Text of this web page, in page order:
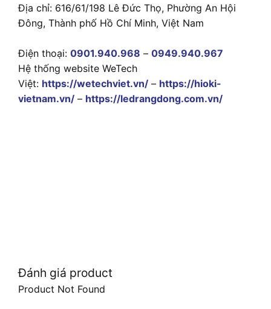
Địa chỉ: 616/61/198 Lê Đức Thọ, Phường An Hội
Đông, Thành phố Hồ Chí Minh, Việt Nam
Điện thoại: 0901.940.968 – 0949.940.967
Hệ thống website WeTech
Việt: https://wetechviet.vn/ – https://hioki-
vietnam.vn/ – https://ledrangdong.com.vn/
Đánh giá product
Product Not Found